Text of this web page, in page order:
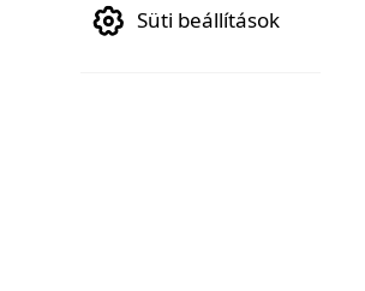
Süti beállítások